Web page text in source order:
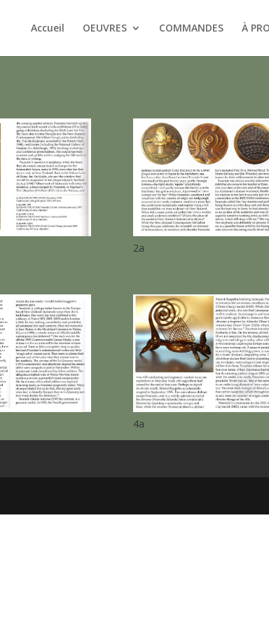
Accueil OEUVRES COMMANDES À
2a
4a